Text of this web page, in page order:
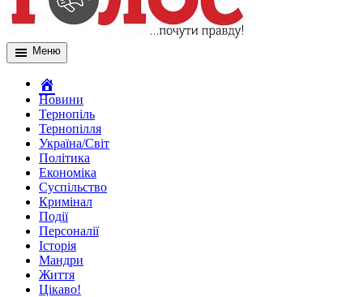
Меню
Новини
Тернопіль
Тернопілля
Україна/Світ
Політика
Економіка
Суспільство
Кримінал
Події
Персоналії
Історія
Мандри
Життя
Цікаво!